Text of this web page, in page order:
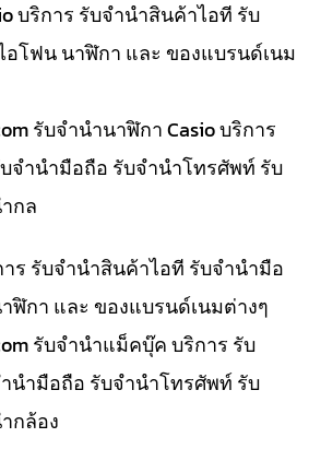
บริการ รับจำนำสินค้าไอที รับ
โฟน นาฬิกา และ ของแบรนด์เนม
รับจำนำนาฬิกา Casio บริการ
จำนำมือถือ รับจำนำโทรศัพท์ รับ
กล
ร รับจำนำสินค้าไอที รับจำนำมือ
ฬิกา และ ของแบรนด์เนมต่างๆ
รับจำนำแม็คบุ๊ค บริการ รับ
นำมือถือ รับจำนำโทรศัพท์ รับ
กล้อง